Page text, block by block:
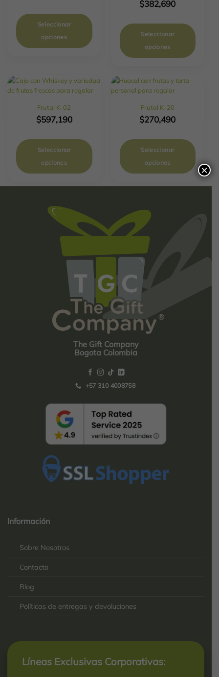
Seleccionar
opciones
$382,690
Seleccionar
opciones
Frutal K-02
$597,190
Seleccionar
opciones
Frutal K-20
$270,490
Seleccionar
opciones
The Gift Company
Bogota Colombia
+57 310 4008758
2025-
Información
Sobre Nosotros
Contacto
Blog
Políticas de entregas y devoluciones
Líneas Exclusivas Corporativas:
×